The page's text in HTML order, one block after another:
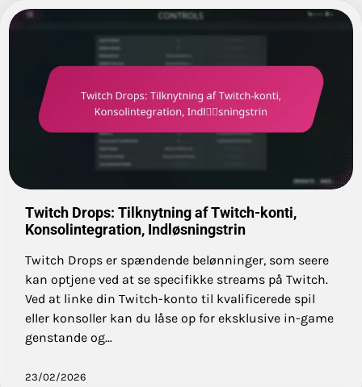
Twitch Drops: Tilknytning af Twitch-konti,
Konsolintegration, Indløsningstrin
Twitch Drops er spændende belønninger, som seere
kan optjene ved at se specifikke streams på Twitch.
Ved at linke din Twitch-konto til kvalificerede spil
eller konsoller kan du låse op for eksklusive in-game
genstande og…
23/02/2026